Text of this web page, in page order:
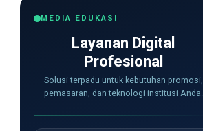
MEDIA EDUKASI
Layanan Digital
Profesional
Solusi terpadu untuk kebutuhan promosi,
pemasaran, dan teknologi institusi Anda.